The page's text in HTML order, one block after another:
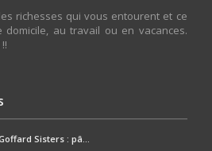
richesses qui vous entourent et ce
au travail ou en vacances.
Sisters : pâ...